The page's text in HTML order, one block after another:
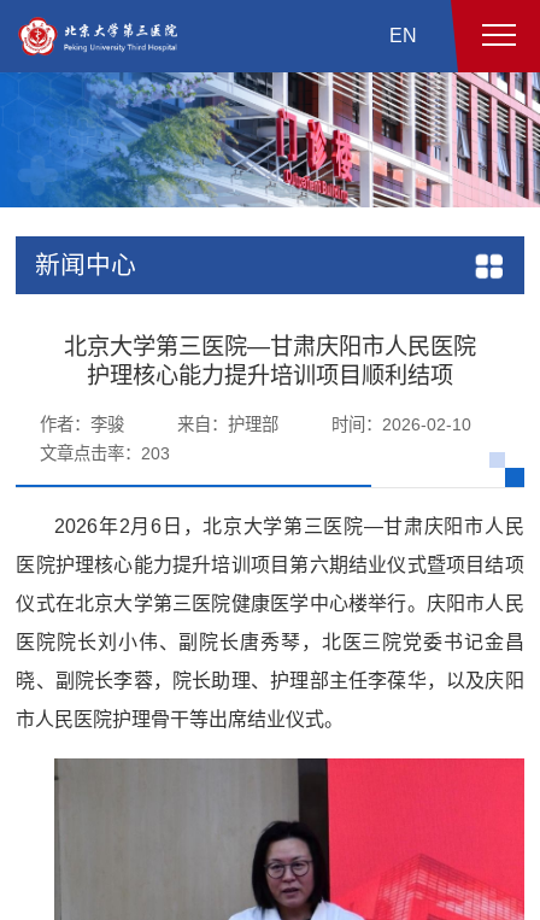
EN
新闻中心
北京大学第三医院—甘肃庆阳市人民医院
护理核心能力提升培训项目顺利结项
作者：李骏 来自：护理部
时间：2026-02-10
文章点击率： 203
2026年2月6日，北京大学第三医院—甘肃庆阳市人民
医院护理核心能力提升培训项目第六期结业仪式暨项目结项
仪式在北京大学第三医院健康医学中心楼举行。庆阳市人民
医院院长刘小伟、副院长唐秀琴，北医三院党委书记金昌
晓、副院长李蓉，院长助理、护理部主任李葆华，以及庆阳
市人民医院护理骨干等出席结业仪式。